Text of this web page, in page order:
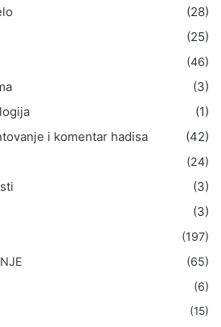
(28)
(25)
(46)
(3)
(1)
i komentar hadisa
(42)
(24)
(3)
(3)
(197)
(65)
(6)
(15)